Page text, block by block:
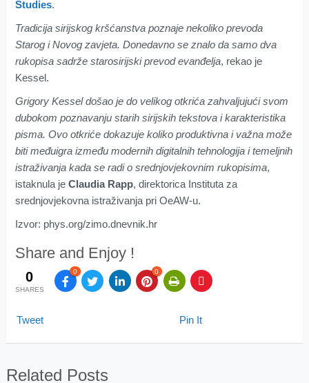
Studies.
Tradicija sirijskog kršćanstva poznaje nekoliko prevoda
Starog i Novog zavjeta. Donedavno se znalo da samo dva
rukopisa sadrže starosirijski prevod evanđelja, rekao je
Kessel.
Grigory Kessel došao je do velikog otkrića zahvaljujući svom
dubokom poznavanju starih sirijskih tekstova i karakteristika
pisma. Ovo otkriće dokazuje koliko produktivna i važna može
biti međuigra između modernih digitalnih tehnologija i temeljnih
istraživanja kada se radi o srednjovjekovnim rukopisima,
istaknula je Claudia Rapp, direktorica Instituta za
srednjovjekovna istraživanja pri OeAW-u.
Izvor: phys.org/zimo.dnevnik.hr
Share and Enjoy !
0
SHARES
0 0
Tweet Pin It
Related Posts